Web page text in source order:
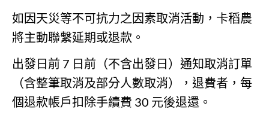
如因天災等不可抗力之因素取消活動，卡稻農
將主動聯繫延期或退款。
出發日前 7 日前（不含出發日）通知取消訂單
（含整筆取消及部分人數取消），退費者，每
個退款帳戶扣除手續費 30 元後退還。